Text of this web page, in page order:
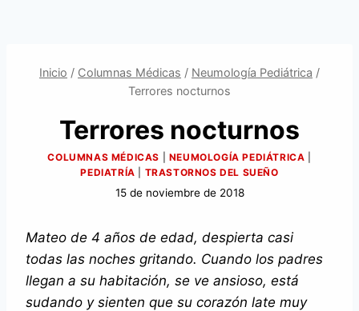
Inicio / Columnas Médicas / Neumología Pediátrica /
Terrores nocturnos
Terrores nocturnos
COLUMNAS MÉDICAS NEUMOLOGÍA PEDIÁTRICA
PEDIATRÍA
TRASTORNOS DEL SUEÑO
15 de noviembre de 2018
Mateo de 4 años de edad, despierta casi
todas las noches gritando. Cuando los padres
llegan a su habitación, se ve ansioso, está
sudando y sienten que su corazón late muy